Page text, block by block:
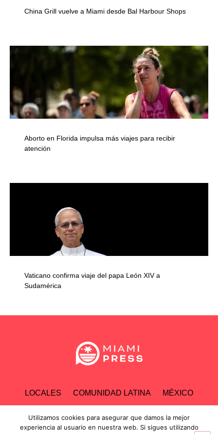
China Grill vuelve a Miami desde Bal Harbour Shops
Aborto en Florida impulsa más viajes para recibir
atención
Vaticano confirma viaje del papa León XIV a
Sudamérica
LOCALES COMUNIDAD LATINA MÉXICO
ESPECTÁCULOS TECNOLOGÍA ECONOMÍA
Utilizamos cookies para asegurar que damos la mejor
experiencia al usuario en nuestra web. Si sigues utilizando